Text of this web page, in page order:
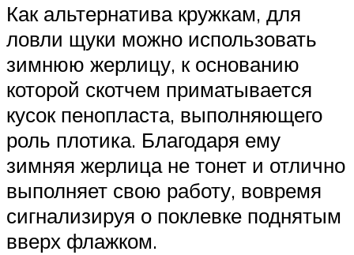
Как альтернатива кружкам, для
ловли щуки можно использовать
зимнюю жерлицу, к основанию
которой скотчем приматывается
кусок пенопласта, выполняющего
роль плотика. Благодаря ему
зимняя жерлица не тонет и отлично
выполняет свою работу, вовремя
сигнализируя о поклевке поднятым
вверх флажком.